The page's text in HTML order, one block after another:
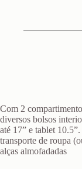
Com 2
diversos bolsos
até 17” e tablet
transporte de roupa
alças almofadadas